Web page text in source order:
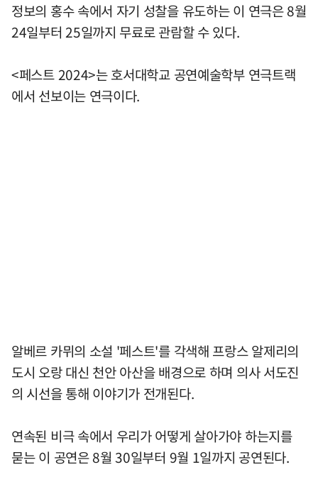
정보의 홍수 속에서 자기 성찰을 유도하는 이 연극은 8월
24일부터 25일까지 무료로 관람할 수 있다.
<페스트 2024>는 호서대학교 공연예술학부 연극트랙
에서 선보이는 연극이다.
알베르 카뮈의 소설 '페스트'를 각색해 프랑스 알제리의
도시 오랑 대신 천안 아산을 배경으로 하며 의사 서도진
의 시선을 통해 이야기가 전개된다.
연속된 비극 속에서 우리가 어떻게 살아가야 하는지를
묻는 이 공연은 8월 30일부터 9월 1일까지 공연된다.